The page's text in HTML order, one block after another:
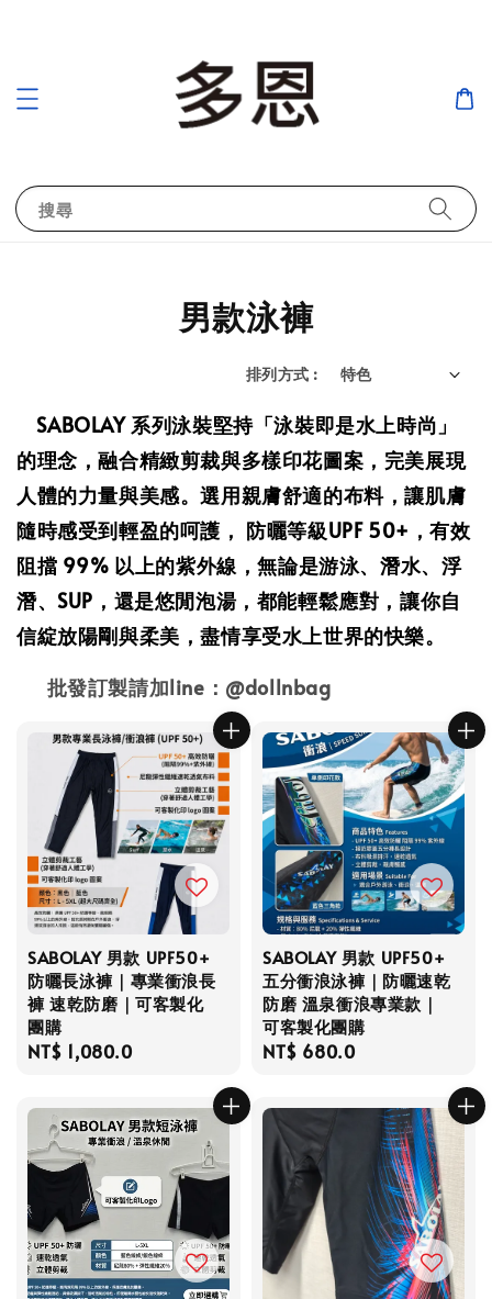
搜尋
男款泳褲
排列方式 :
SABOLAY 系列泳裝堅持「泳裝即是水上時尚」
的理念，融合精緻剪裁與多樣印花圖案，完美展現
人體的力量與美感。選用親膚舒適的布料，讓肌膚
隨時感受到輕盈的呵護， 防曬等級UPF 50+，有效
阻擋 99% 以上的紫外線，無論是游泳、潛水、浮
潛、SUP，還是悠閒泡湯，都能輕鬆應對，讓你自
信綻放陽剛與柔美，盡情享受水上世界的快樂。
批發訂製請加line：@dollnbag
SABOLAY 男款 UPF50+
防曬長泳褲｜專業衝浪長
褲 速乾防磨｜可客製化
團購
Regular
NT$ 1,080.0
SABOLAY 男款 UPF50+
五分衝浪泳褲｜防曬速乾
防磨 溫泉衝浪專業款｜
可客製化團購
Regular
NT$ 680.0